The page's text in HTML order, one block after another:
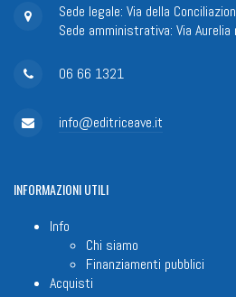
Sede legale: Via della
Sede amministrativa: Via
06 66 1321
info@editriceave.it
INFORMAZIONIUTILI
Info
Chi siamo
Finanziamenti pubblici
Acquisti